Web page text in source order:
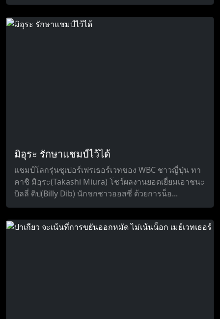
มิอุระ รักษาแชมป์ไว้ได้
แชมป์โลกรุ่นซุเปอร์เฟรเธอร์เวทของ WBC ชาวญี่ปุ่น ทา
คาชิ มิอุระ(Takashi Miura) โชว์ผลงานยอดเยี่ยมเอาชนะ
บิลลี่ ดิป(Billy Dib) นักชกชาวออสซี่ ด้วยการน็อ...